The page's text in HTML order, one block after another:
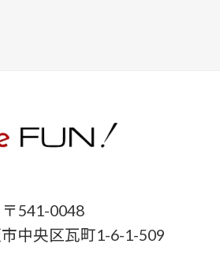
〒541-0048
中央区瓦町1-6-1-509